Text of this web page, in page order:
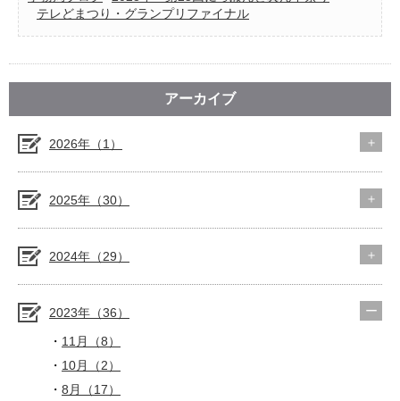
テレどまつり・グランプリファイナル
アーカイブ
2026年（1）
2025年（30）
2024年（29）
2023年（36）
11月（8）
10月（2）
8月（17）